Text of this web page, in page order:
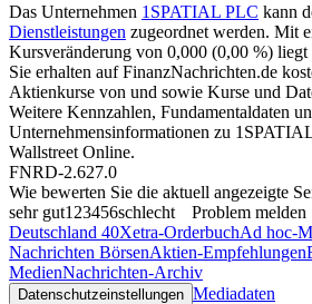
Das Unternehmen 1SPATIAL PLC kann
Dienstleistungen zugeordnet werden. Mit
Kursveränderung von 0,000 (0,00 %) liegt
Sie erhalten auf FinanzNachrichten.de
Aktienkurse von und sowie Kurse und
Weitere Kennzahlen, Fundamentaldaten
Unternehmensinformationen zu
Wallstreet Online.
FNRD-2.627.0
Wie bewerten Sie die aktuell angezeigte
sehr gut1 23456schlecht
Problem melden
Deutschland 40Xetra-OrderbuchAd hoc-
Nachrichten BörsenAktien-Empfehlungen
MedienNachrichten-Archiv
Datenschutzeinstellungen Mediadaten